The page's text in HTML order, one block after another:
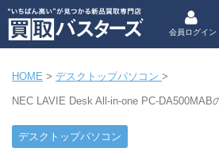
会員ログイン
HOME > デスクトップパソコン >
NEC LAVIE Desk All-in-one PC-DA500MAB
デスクトップパソコン